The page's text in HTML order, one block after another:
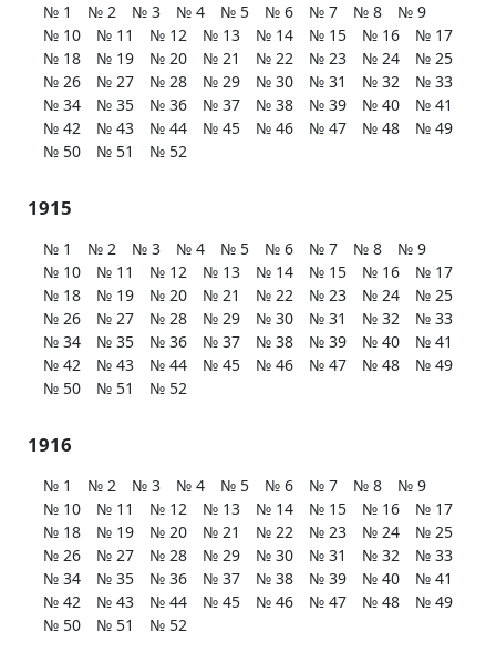
№ 1 № 2 № 3 № 4 № 5 № 6 № 7 № 8
№ 9
№ 10
№ 11 № 12 № 13 № 14 № 15 № 16
№ 17
№ 18
№ 19 № 20 № 21 № 22 № 23 № 24
№ 25
№ 26
№ 27 № 28 № 29 № 30 № 31 № 32
№ 33
№ 34
№ 35 № 36 № 37 № 38 № 39 № 40
№ 41
№ 42
№ 43 № 44 № 45 № 46 № 47 № 48
№ 49
№ 50
№ 51 № 52
1915
№ 1 № 2 № 3 № 4 № 5 № 6 № 7 № 8
№ 9
№ 10
№ 11 № 12 № 13 № 14 № 15 № 16
№ 17
№ 18
№ 19 № 20 № 21 № 22 № 23 № 24
№ 25
№ 26
№ 27 № 28 № 29 № 30 № 31 № 32
№ 33
№ 34
№ 35 № 36 № 37 № 38 № 39 № 40
№ 41
№ 42
№ 43 № 44 № 45 № 46 № 47 № 48
№ 49
№ 50
№ 51 № 52
1916
№ 1 № 2 № 3 № 4 № 5 № 6 № 7 № 8
№ 9
№ 10
№ 11 № 12 № 13 № 14 № 15 № 16
№ 17
№ 18
№ 19 № 20 № 21 № 22 № 23 № 24
№ 25
№ 26
№ 27 № 28 № 29 № 30 № 31 № 32
№ 33
№ 34
№ 35 № 36 № 37 № 38 № 39 № 40
№ 41
№ 42
№ 43 № 44 № 45 № 46 № 47 № 48
№ 49
№ 50
№ 51 № 52